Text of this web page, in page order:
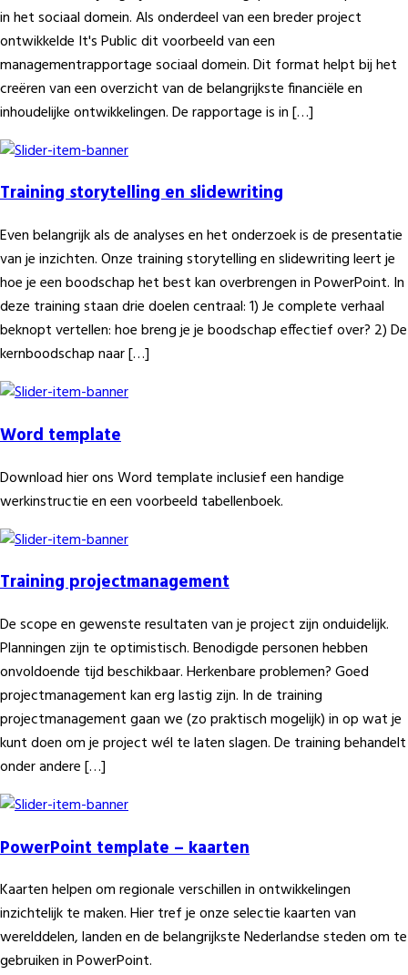
in het sociaal domein. Als onderdeel van een breder project
ontwikkelde It's Public dit voorbeeld van een
managementrapportage sociaal domein. Dit format helpt bij het
creëren van een overzicht van de belangrijkste financiële en
inhoudelijke ontwikkelingen. De rapportage is in […]
Training storytelling en slidewriting
Even belangrijk als de analyses en het onderzoek is de presentatie
van je inzichten. Onze training storytelling en slidewriting leert je
hoe je een boodschap het best kan overbrengen in PowerPoint. In
deze training staan drie doelen centraal: 1) Je complete verhaal
beknopt vertellen: hoe breng je je boodschap effectief over? 2) De
kernboodschap naar […]
Word template
Download hier ons Word template inclusief een handige
werkinstructie en een voorbeeld tabellenboek.
Training projectmanagement
De scope en gewenste resultaten van je project zijn onduidelijk.
Planningen zijn te optimistisch. Benodigde personen hebben
onvoldoende tijd beschikbaar. Herkenbare problemen? Goed
projectmanagement kan erg lastig zijn. In de training
projectmanagement gaan we (zo praktisch mogelijk) in op wat je
kunt doen om je project wél te laten slagen. De training behandelt
onder andere […]
PowerPoint template – kaarten
Kaarten helpen om regionale verschillen in ontwikkelingen
inzichtelijk te maken. Hier tref je onze selectie kaarten van
werelddelen, landen en de belangrijkste Nederlandse steden om te
gebruiken in PowerPoint.